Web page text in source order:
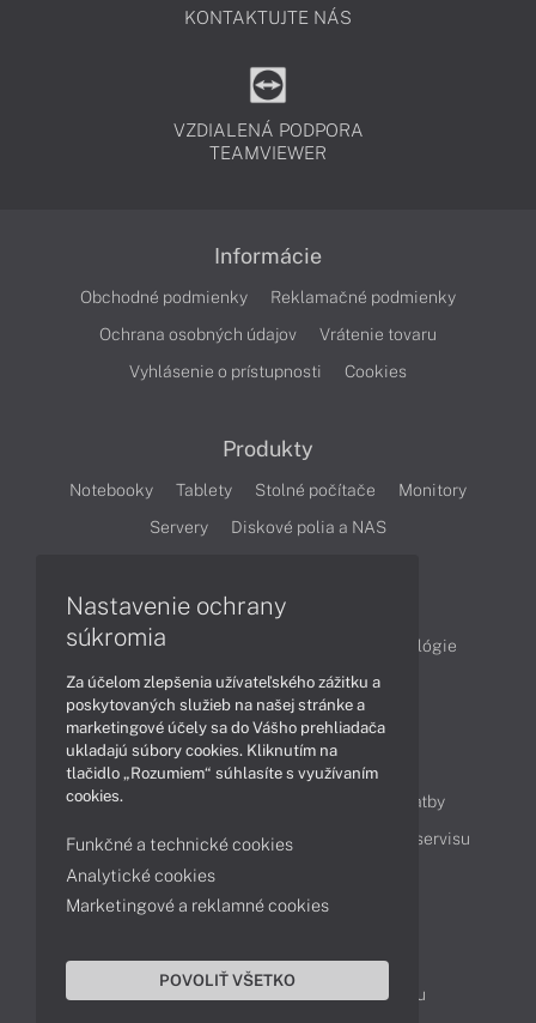
KONTAKTUJTE NÁS
VZDIALENÁ PODPORA
TEAMVIEWER
Informácie
Obchodné podmienky
Reklamačné podmienky
Ochrana osobných údajov
Vrátenie tovaru
Vyhlásenie o prístupnosti
Cookies
Produkty
Notebooky Tablety Stolné počítače
Monitory
Servery
Diskové polia a NAS
Články
Obchodné informácie
Technológie
Videá
Obsah
Ako nakupovať
Možnosti doručenia a platby
Podpora a servis
Servisné služby Cenník servisu
Kontakty
043 4224 771
Obchodné oddelenie
Reklamácia tovaru
Nastavenie ochrany
súkromia
Za účelom zlepšenia užívateľského zážitku a
poskytovaných služieb na našej stránke a
marketingové účely sa do Vášho prehliadača
ukladajú súbory cookies. Kliknutím na
tlačidlo „Rozumiem“ súhlasíte s využívaním
cookies.
Funkčné a technické cookies
Analytické cookies
Marketingové a reklamné cookies
POVOLIŤ VŠETKO